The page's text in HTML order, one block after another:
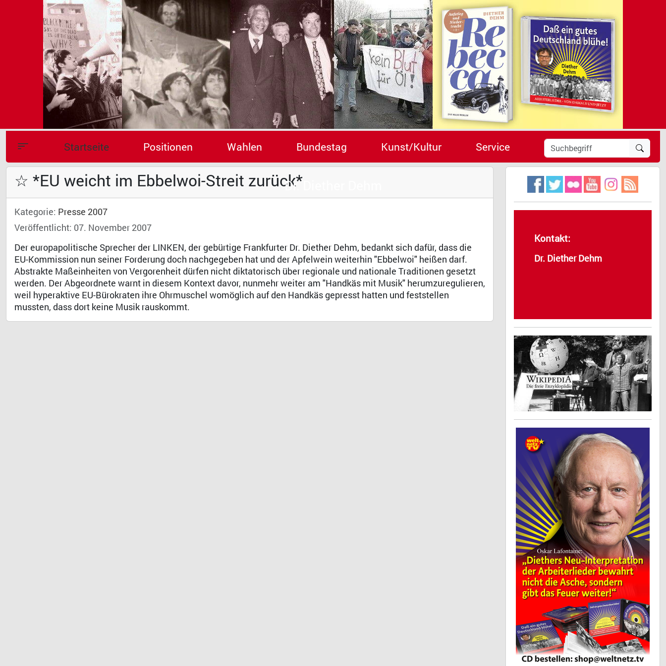
Dr. Diether Dehm
Startseite Positionen Wahlen Bundestag Kunst/Kultur Service
☆ *EU weicht im Ebbelwoi-Streit zurück*
Kategorie: Presse 2007
Veröffentlicht: 07. November 2007
Der europapolitische Sprecher der LINKEN, der gebürtige Frankfurter Dr. Diether Dehm, bedankt sich dafür, dass die
EU-Kommission nun seiner Forderung doch nachgegeben hat und der Apfelwein weiterhin "Ebbelwoi" heißen darf.
Abstrakte Maßeinheiten von Vergorenheit dürfen nicht diktatorisch über regionale und nationale Traditionen gesetzt
werden. Der Abgeordnete warnt in diesem Kontext davor, nunmehr weiter am "Handkäs mit Musik" herumzuregulieren,
weil hyperaktive EU-Bürokraten ihre Ohrmuschel womöglich auf den Handkäs gepresst hatten und feststellen
mussten, dass dort keine Musik rauskommt.
Kontakt:
Dr. Diether Dehm